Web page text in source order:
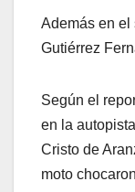
Además en el
Gutiérrez
Según el
en la
Cristo de
moto